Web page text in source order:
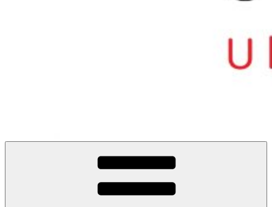
Ulrike Wodner